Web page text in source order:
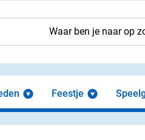
Feestje